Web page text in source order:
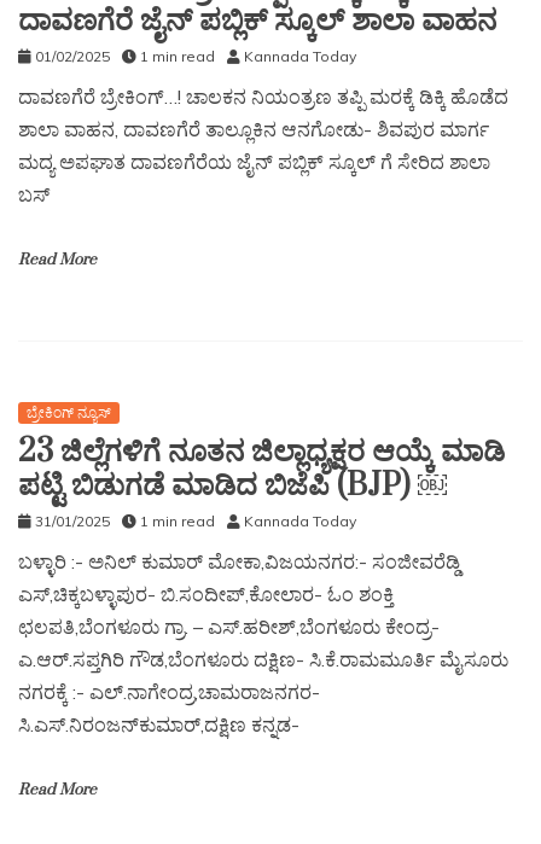
ದಾವಣಗೆರೆ ಜೈನ್ ಪಬ್ಲಿಕ್ ಸ್ಕೂಲ್ ಶಾಲಾ ವಾಹನ
01/02/2025 1 min read Kannada Today
ದಾವಣಗೆರೆ ಬ್ರೇಕಿಂಗ್…! ಚಾಲಕನ ನಿಯಂತ್ರಣ ತಪ್ಪಿ ಮರಕ್ಕೆ ಡಿಕ್ಕಿ ಹೊಡೆದ
ಶಾಲಾ ವಾಹನ, ದಾವಣಗೆರೆ ತಾಲ್ಲೂಕಿನ ಆನಗೋಡು- ಶಿವಪುರ ಮಾರ್ಗ
ಮದ್ಯ ಅಪಘಾತ ದಾವಣಗೆರೆಯ ಜೈನ್ ಪಬ್ಲಿಕ್ ಸ್ಕೂಲ್ ಗೆ ಸೇರಿದ ಶಾಲಾ
ಬಸ್
Read More
ಬ್ರೇಕಿಂಗ್ ನ್ಯೂಸ್
23 ಜಿಲ್ಲೆಗಳಿಗೆ ನೂತನ ಜಿಲ್ಲಾಧ್ಯಕ್ಷರ ಆಯ್ಕೆ ಮಾಡಿ
ಪಟ್ಟಿ ಬಿಡುಗಡೆ ಮಾಡಿದ ಬಿಜೆಪಿ (BJP) ￼
31/01/2025 1 min read Kannada Today
ಬಳ್ಳಾರಿ :- ಅನಿಲ್ ಕುಮಾರ್ ಮೋಕಾ,ವಿಜಯನಗರ:- ಸಂಜೀವರೆಡ್ಡಿ
ಎಸ್,ಚಿಕ್ಕಬಳ್ಳಾಪುರ- ಬಿ.ಸಂದೀಪ್,ಕೋಲಾರ- ಓಂ ಶಂಕ್ತಿ
ಛಲಪತಿ,ಬೆಂಗಳೂರು ಗ್ರಾ. – ಎಸ್.ಹರೀಶ್,ಬೆಂಗಳೂರು ಕೇಂದ್ರ-
ಎ.ಆರ್.ಸಪ್ತಗಿರಿ ಗೌಡ,ಬೆಂಗಳೂರು ದಕ್ಷಿಣ- ಸಿ.ಕೆ.ರಾಮಮೂರ್ತಿ ಮೈಸೂರು
ನಗರಕ್ಕೆ :- ಎಲ್.ನಾಗೇಂದ್ರ,ಚಾಮರಾಜನಗರ-
ಸಿ.ಎಸ್.ನಿರಂಜನ್‌ಕುಮಾರ್,ದಕ್ಷಿಣ ಕನ್ನಡ-
Read More